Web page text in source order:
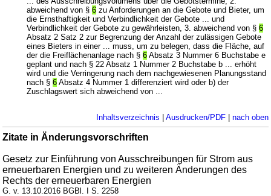
abweichend von §6 zu Anforderungen an die Gebote und Bieter, um
die Ernsthaftigkeit und Verbindlichkeit der Gebote ... und
Verbindlichkeit der Gebote zu gewährleisten, 3. abweichend von §6
Absatz 2 Satz 2 zur Begrenzung der Anzahl der zulässigen Gebote
eines Bieters in einer ... muss, um zu belegen, dass die Fläche, auf
der die Freiflächenanlage nach §6 Absatz 3 Nummer 6 Buchstabe e
geplant und nach § 22 Absatz 1 Nummer 2 Buchstabe b ... erhöht
wird und die Verringerung nach dem nachgewiesenen Planungsstand
nach §6 Absatz 4 Nummer 1 differenziert wird oder b) der
Zuschlagswert sich abweichend von ...
Inhaltsverzeichnis | Ausdrucken/PDF| nach oben
Zitate in Änderungsvorschriften
Gesetz zur Einführung von Ausschreibungen für Strom aus
erneuerbaren Energien und zu weiteren Änderungen des
Rechts der erneuerbaren Energien
G. v. 13.10.2016 BGBl. I S. 2258